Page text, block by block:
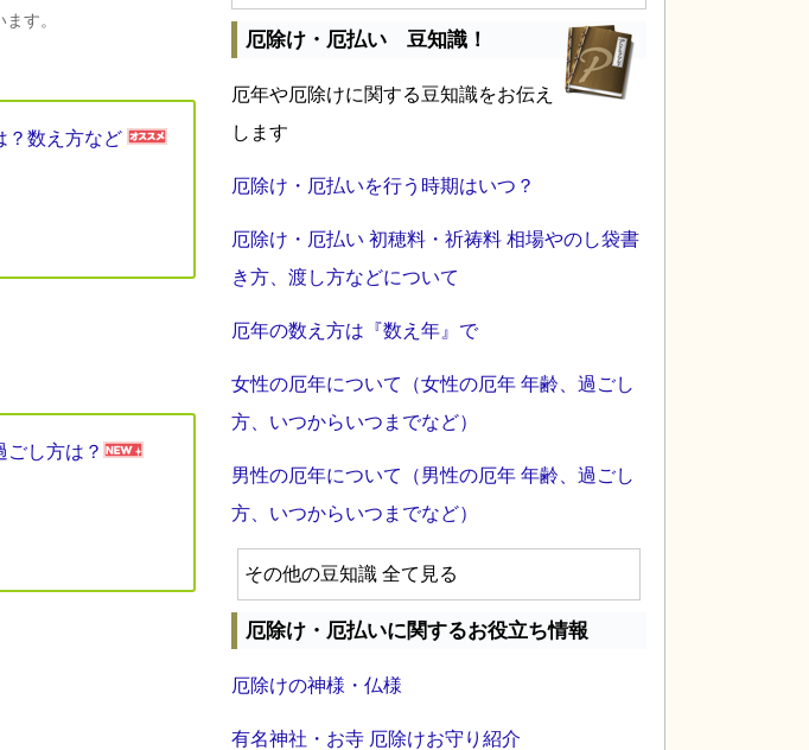
す。
？数え方など
し方は？
厄除け・厄払い 豆知識！
厄年や厄除けに関する豆知識をお伝え
します
厄除け・厄払いを行う時期はいつ？
厄除け・厄払い 初穂料・祈祷料 相場やのし袋書
き方、渡し方などについて
厄年の数え方は『数え年』で
女性の厄年について（女性の厄年 年齢、過ごし
方、いつからいつまでなど）
男性の厄年について（男性の厄年 年齢、過ごし
方、いつからいつまでなど）
その他の豆知識 全て見る
厄除け・厄払いに関するお役立ち情報
厄除けの神様・仏様
有名神社・お寺 厄除けお守り紹介